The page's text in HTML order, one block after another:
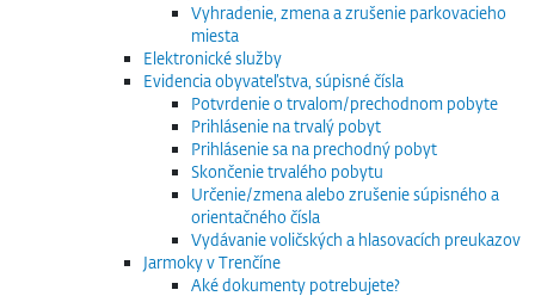
Vyhradenie, zmena a zrušenie parkovacieho
miesta
Elektronické služby
Evidencia obyvateľstva, súpisné čísla
Potvrdenie o trvalom/prechodnom pobyte
Prihlásenie na trvalý pobyt
Prihlásenie sa na prechodný pobyt
Skončenie trvalého pobytu
Určenie/zmena alebo zrušenie súpisného a
orientačného čísla
Vydávanie voličských a hlasovacích preukazov
Jarmoky v Trenčíne
Aké dokumenty potrebujete?